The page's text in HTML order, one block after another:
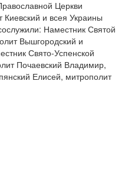
Церкви
и всея Украины
Наместник Святой
Вышгородский и
Свято-Успенской
Почаевский Владимир,
Елисей, митрополит